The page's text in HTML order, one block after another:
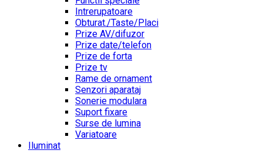
Intrerupatoare
Obturat./Taste/Placi
Prize AV/difuzor
Prize date/telefon
Prize de forta
Prize tv
Rame de ornament
Senzori aparataj
Sonerie modulara
Suport fixare
Surse de lumina
Variatoare
Iluminat